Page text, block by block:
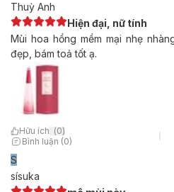
Thuỳ Anh
Hiện đại, nữ tính
Mùi hoa hồng mềm mại nhẹ
đẹp, bám toả tốt ạ.
Hữu ích (0)
Bình luận (0)
S
sísuka